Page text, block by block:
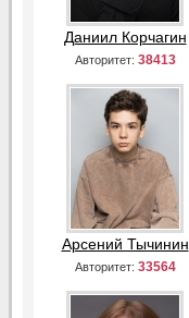
Даниил Корчагин
Авторитет: 38413
Арсений Тычинин
Авторитет: 33564